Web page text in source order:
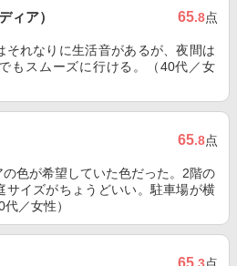
ィア） 65.8点
それなりに生活音があるが、夜間は
もスムーズに行ける。（40代／女
65.8点
色が希望していた色だった。2階の
サイズがちょうどいい。駐車場が横
／女性）
65